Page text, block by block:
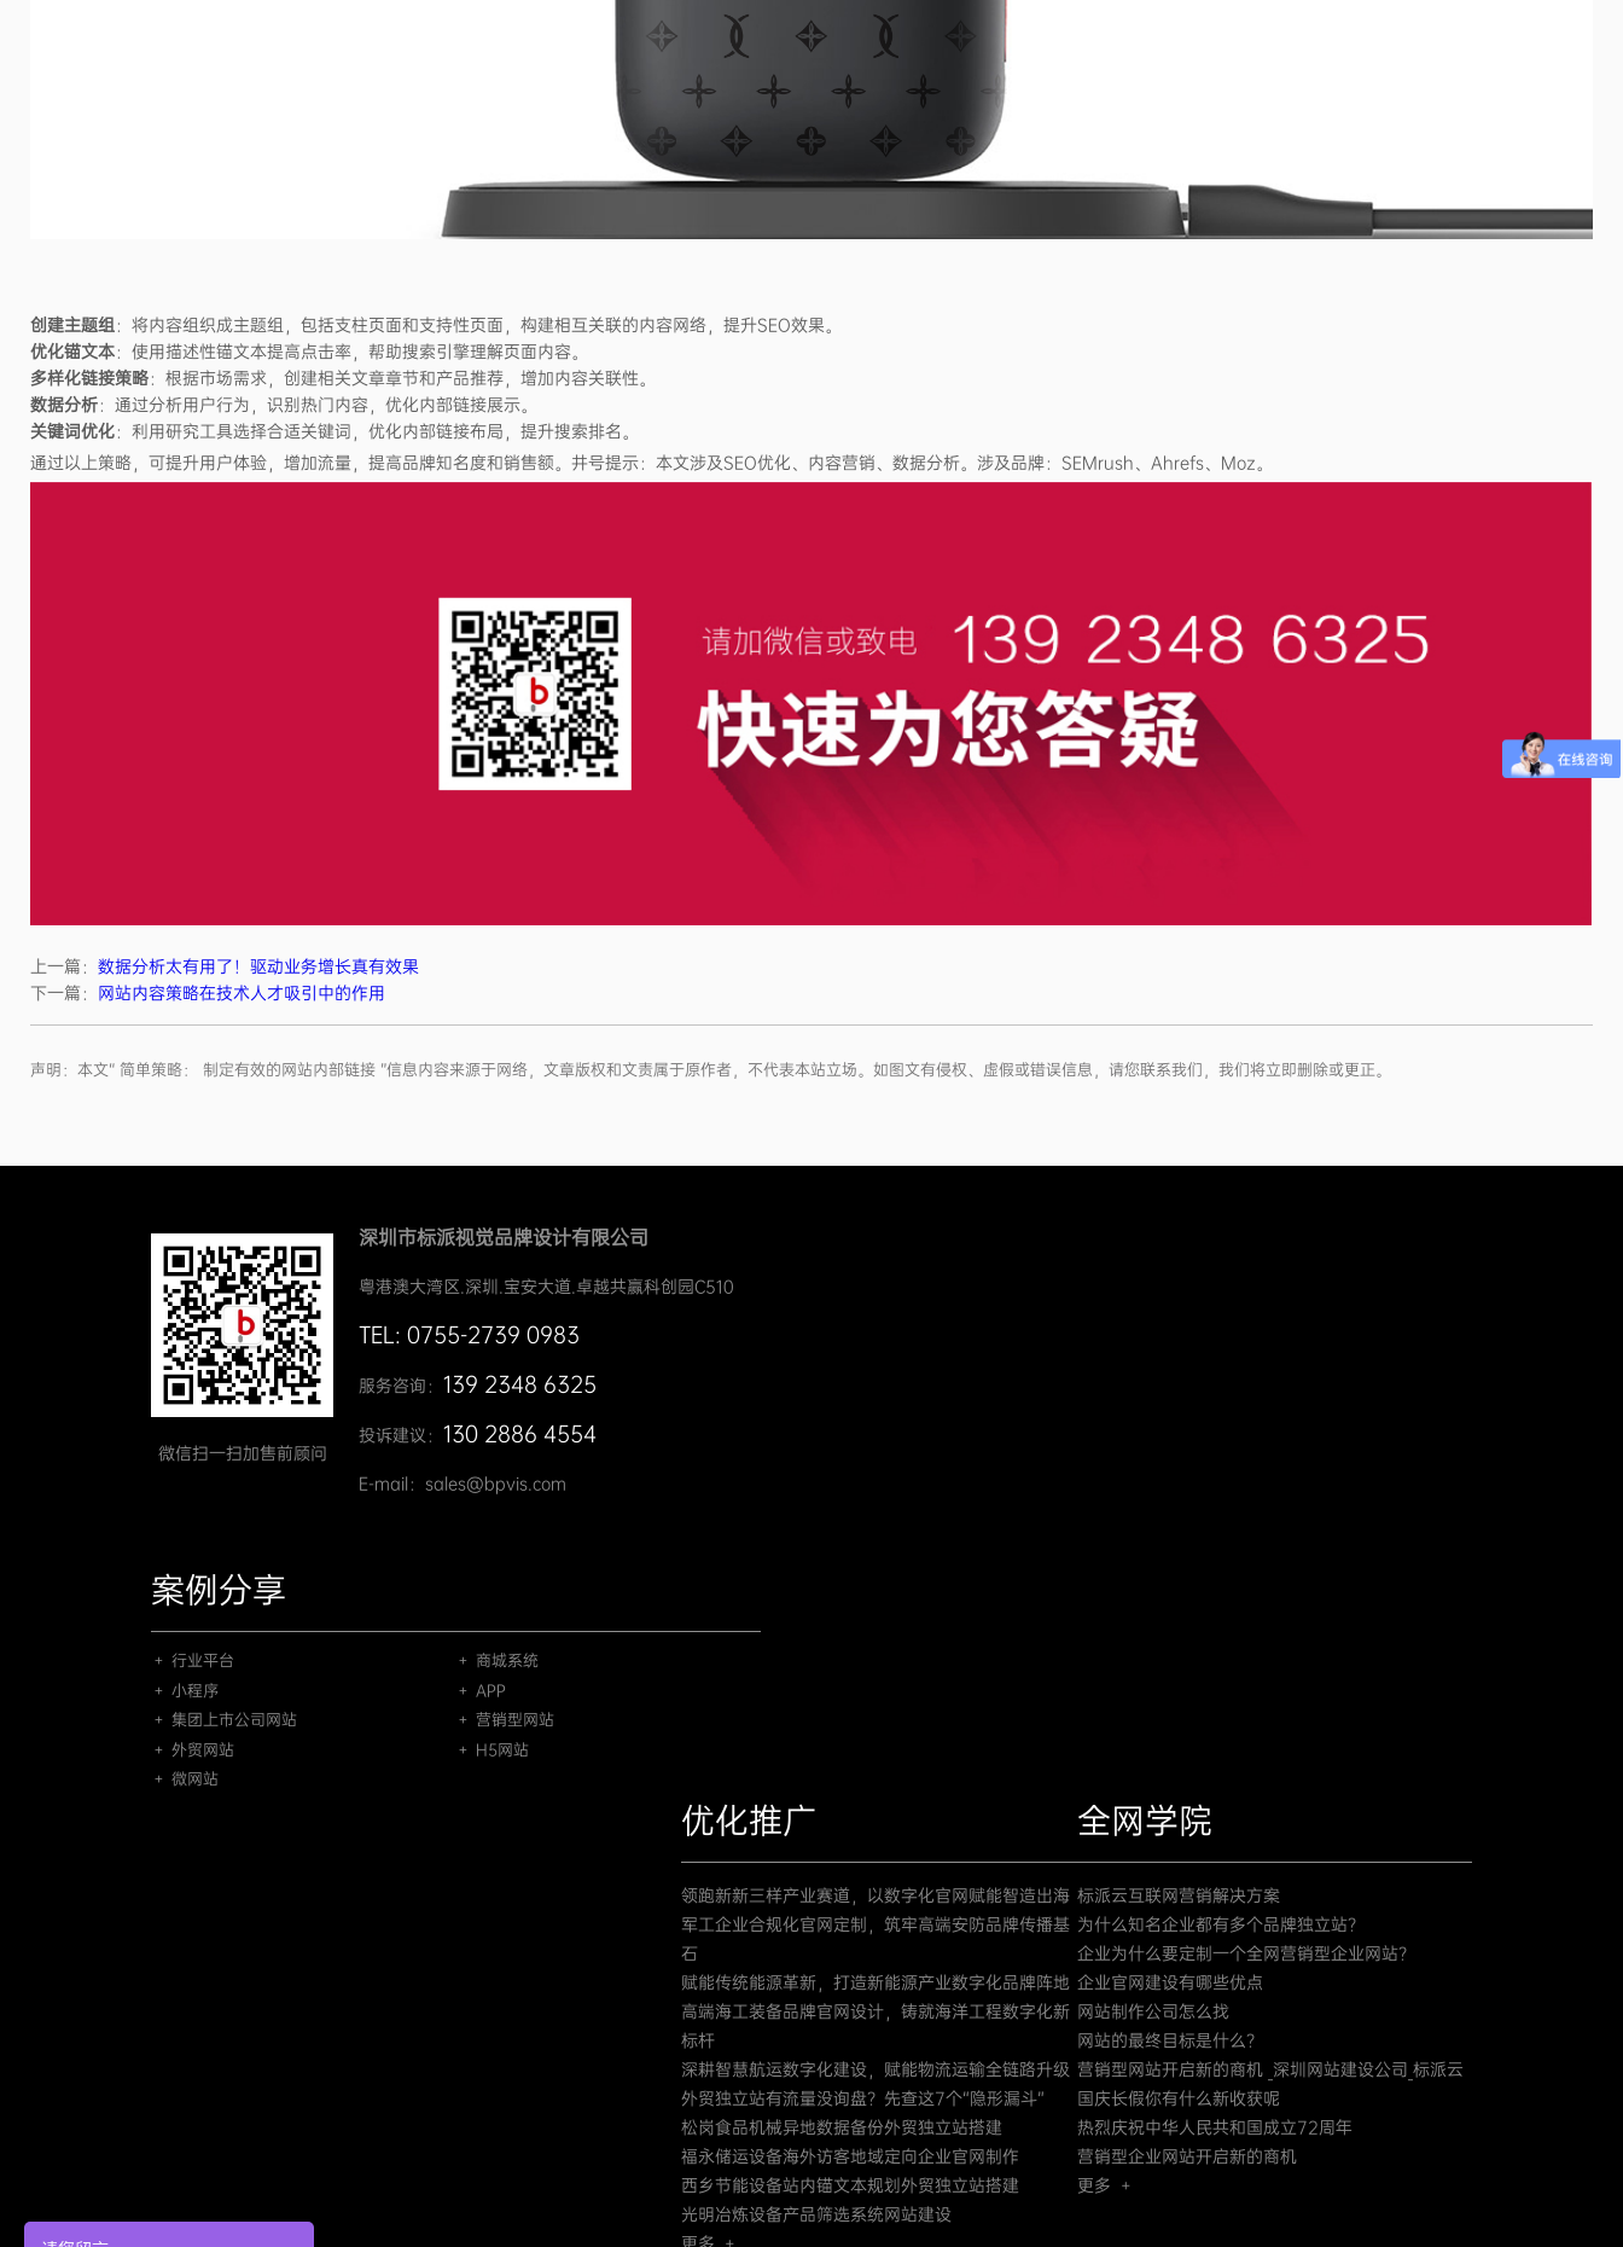
创建主题组 ：将内容组织成主题组，包括支柱页面和支持性页面，构建相互关联的内容网络，提升SEO效果。
优化锚文本：使用描述性锚文本提高点击率，帮助搜索引擎理解页面内容。
多样化链接策略：根据市场需求，创建相关文章章节和产品推荐，增加内容关联性。
数据分析：通过分析用户行为，识别热门内容，优化内部链接展示。
关键词优化：利用研究工具选择合适关键词，优化内部链接布局，提升搜索排名。
通过以上策略，可提升用户体验，增加流量，提高品牌知名度和销售额。井号提示：本文涉及SEO优化、内容营销、数据分析。涉及品牌：SEMrush、Ahrefs、Moz。
上一篇： 数据分析太有用了！驱动业务增长真有效果
下一篇： 网站内容策略在技术人才吸引中的作用
声明：本文“ 简单策略： 制定有效的网站内部链接 ”信息内容来源于网络，文章版权和文责属于原作者，不代表本站立场。如图文有侵权、虚假或错误信息，请您联系我们，我们将立即删除或更正。
微信扫一扫加售前顾问
深圳市标派视觉品牌设计有限公司
粤港澳大湾区.深圳.宝安大道.卓越共赢科创园C510
TEL: 0755-2739 0983
服务咨询： 139 2348 6325
投诉建议： 130 2886 4554
E-mail：sales@bpvis.com
案例分享
＋ 行业平台
＋ 商城系统
＋ 小程序
＋ APP
＋ 集团上市公司网站
＋ 营销型网站
＋ 外贸网站
＋ H5网站
＋ 微网站
优化推广
领跑新新三样产业赛道，以数字化官网赋能智造出海
军工企业合规化官网定制，筑牢高端安防品牌传播基
石
赋能传统能源革新，打造新能源产业数字化品牌阵地
高端海工装备品牌官网设计，铸就海洋工程数字化新
标杆
深耕智慧航运数字化建设，赋能物流运输全链路升级
外贸独立站有流量没询盘？先查这7个“隐形漏斗”
松岗食品机械异地数据备份外贸独立站搭建
福永储运设备海外访客地域定向企业官网制作
西乡节能设备站内锚文本规划外贸独立站搭建
光明冶炼设备产品筛选系统网站建设
全网学院
标派云互联网营销解决方案
为什么知名企业都有多个品牌独立站？
企业为什么要定制一个全网营销型企业网站？
企业官网建设有哪些优点
网站制作公司怎么找
网站的最终目标是什么？
营销型网站开启新的商机 _深圳网站建设公司_标派云
国庆长假你有什么新收获呢
热烈庆祝中华人民共和国成立72周年
营销型企业网站开启新的商机
更多 +